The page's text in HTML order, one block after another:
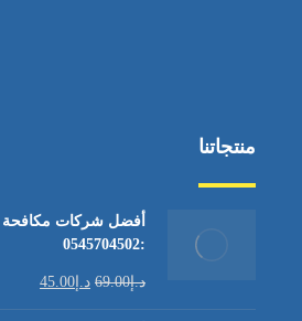
منتجاتنا
أفضل شركات مكافحة
:0545704502
د.إ69.00 د.إ 45.00